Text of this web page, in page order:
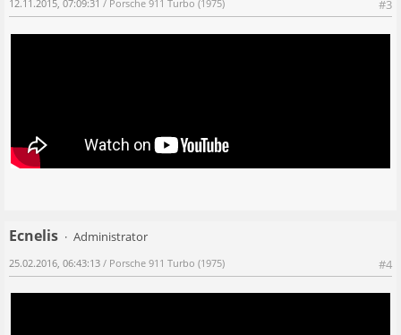
#3
12.11.2015, 07:09:31 / Porsche 911 Turbo (1975)
Ecnelis
Administrator
#4
25.02.2016, 06:43:13 / Porsche 911 Turbo (1975)